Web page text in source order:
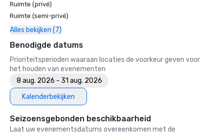
Ruimte (privé)
Ruimte (semi-privé)
Alles bekijken (7)
Benodigde datums
Prioriteitsperioden waaraan locaties de voorkeur geven voor
het houden van evenementen
8 aug. 2026 - 31 aug. 2026
Kalenderbekijken
Seizoensgebonden beschikbaarheid
Laat uw evenementsdatums overeenkomen met de